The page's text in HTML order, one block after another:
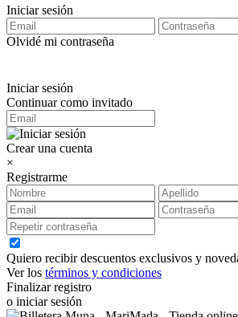
Iniciar sesión
Olvidé mi contraseña
Iniciar sesión
Continuar como invitado
Crear una cuenta
×
Registrarme
Quiero recibir descuentos exclusivos y
Ver los términos y condiciones
Finalizar registro
o iniciar sesión